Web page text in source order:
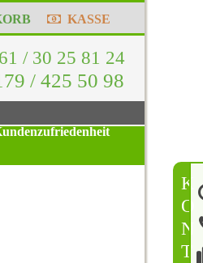
K
O
N
T
KASSE
/ 30 25 81 24
/ 425 50 98